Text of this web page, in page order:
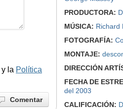
y la Política
Comentar
PRODUCTORA:
MÚSICA: Richard
FOTOGRAFÍA:
MONTAJE:
DIRECCIÓN
FECHA DE
del 2003
CALIFICACIÓN: